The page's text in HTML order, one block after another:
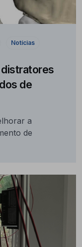
Notícias
de
a
de